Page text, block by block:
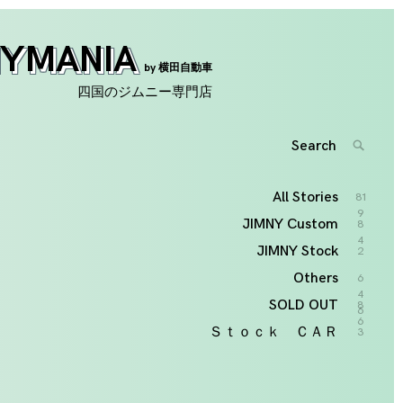
by 横田自動車
四国のジムニー専門店
All Stories
81
9
JIMNY Custom
8
4
JIMNY Stock 2
Others
6
4
6
SOLD OUT
8
6
Ｓｔｏｃｋ ＣＡＲ 3